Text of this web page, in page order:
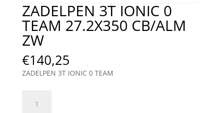
ZADELPEN 3T IONIC 0
TEAM 27.2X350 CB/ALM
ZW
€140,25
ZADELPEN 3T IONIC 0 TEAM